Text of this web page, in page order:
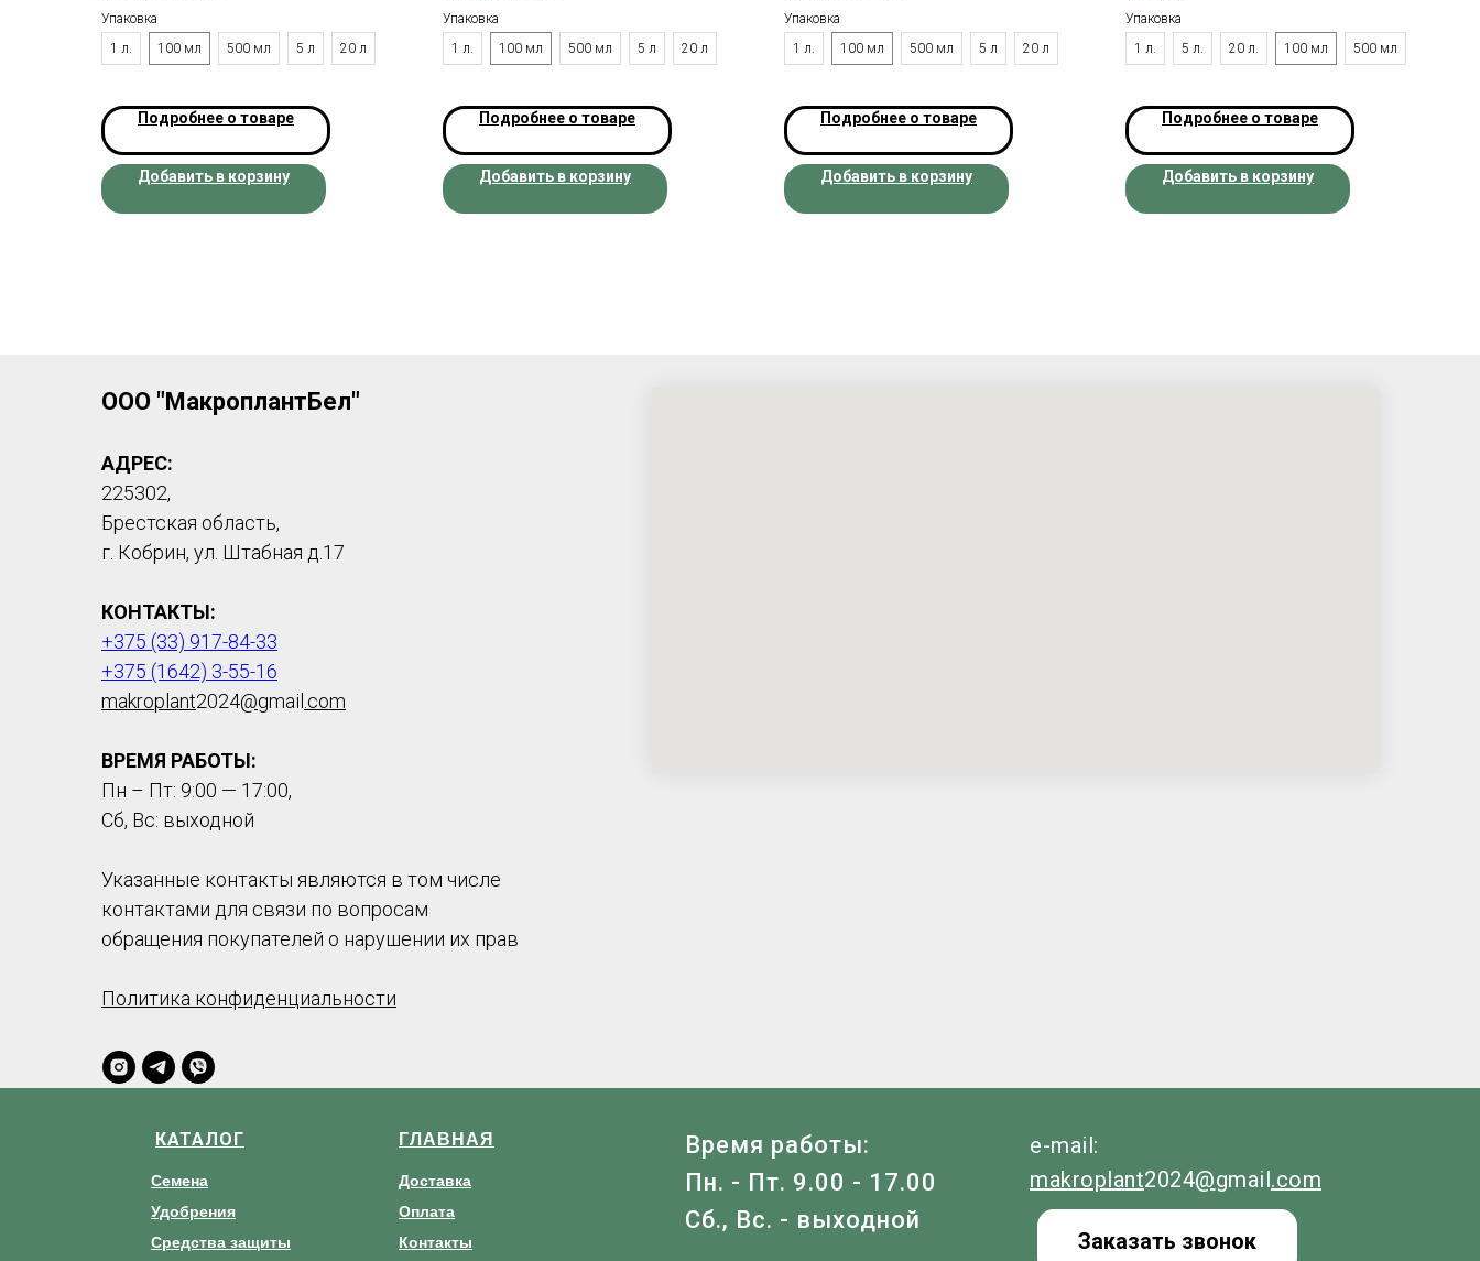
Упаковка
1 л.
100 мл 500 мл 5 л 20 л
Подробнее о товаре
Добавить в корзину
Упаковка
1 л.
100 мл 500 мл 5 л 20 л
Подробнее о товаре
Добавить в корзину
Упаковка
1 л.
100 мл 500 мл 5 л 20 л
Подробнее о товаре
Добавить в корзину
Упаковка
1 л.
5 л. 20 л. 100 мл 500 мл
Подробнее о товаре
Добавить в корзину
ООО "МакроплантБел"
АДРЕС:
225302,
Брестская область,
г. Кобрин, ул. Штабная д.17
КОНТАКТЫ:
+375 (33) 917-84-33
+375 (1642) 3-55-16
makroplant2024@gmail .com
ВРЕМЯ РАБОТЫ:
Пн – Пт: 9:00 — 17:00,
Сб, Вс: выходной
Указанные контакты являются в том числе
контактами для связи по вопросам
обращения покупателей о нарушении их прав
Политика конфиденциальности
ГЛАВНАЯ
Доставка
Оплата
Контакты
Время работы:
Пн. - Пт. 9.00 - 17.00
Сб., Вс. - выходной
КАТАЛОГ
Семена
Удобрения
Средства защиты
Заказать звонок
e-mail:
makroplant2024@gmail.com